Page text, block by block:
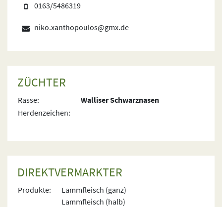
0163/5486319
niko.xanthopoulos@gmx.de
ZÜCHTER
Rasse:
Walliser Schwarznasen
Herdenzeichen:
DIREKTVERMARKTER
Produkte:
Lammfleisch (ganz)
Lammfleisch (halb)